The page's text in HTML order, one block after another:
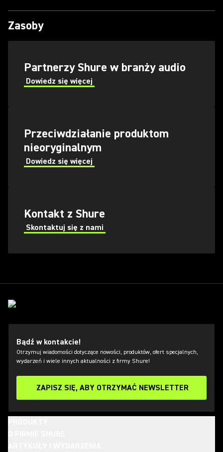
Zasoby
Partnerzy Shure w branży audio
Dowiedz się więcej
Przeciwdziałanie produktom
nieoryginalnym
Dowiedz się więcej
Kontakt z Shure
Skontaktuj się z nami
Bądź w kontakcie!
Otrzymuj wiadomości dotyczące nowości, produktów, ofert specjalnych,
wydarzeń i wiele innych aktualności z firmy Shure!
ZAPISZ SIĘ, ABY OTRZYMAĆ NEWSLETTER